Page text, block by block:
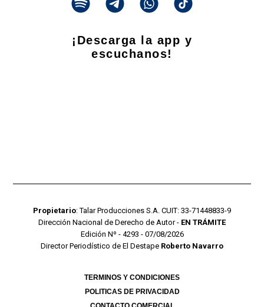
¡Descarga la app y
escuchanos!
Propietario: Talar Producciones S.A. CUIT: 33-71448833-9
Dirección Nacional de Derecho de Autor - EN TRÁMITE
Edición Nº - 4293 - 07/08/2026
Director Periodístico de El Destape Roberto Navarro
TERMINOS Y CONDICIONES
POLITICAS DE PRIVACIDAD